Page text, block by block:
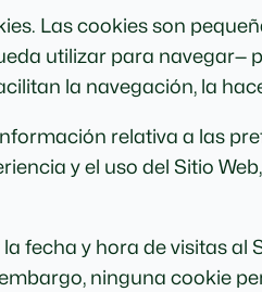
Las cookies son
utilizar para
la navegación, la
relativa a las
y el uso del Sitio
y hora de visitas al
ninguna cookie